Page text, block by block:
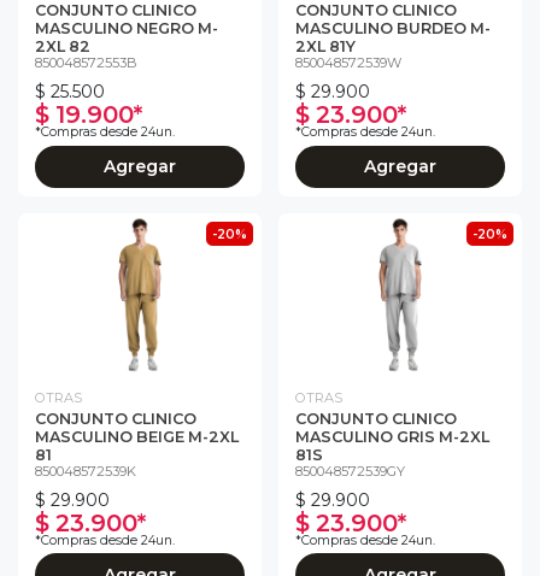
CONJUNTO CLINICO
MASCULINO NEGRO M-
2XL 82
850048572553B
$ 25.500
$ 19.900*
*Compras desde 24un.
Agregar
CONJUNTO CLINICO
MASCULINO BURDEO M-
2XL 81Y
850048572539W
$ 29.900
$ 23.900*
*Compras desde 24un.
Agregar
-20%
OTRAS
CONJUNTO CLINICO
MASCULINO BEIGE M-2XL
81
850048572539K
$ 29.900
$ 23.900*
*Compras desde 24un.
-20%
OTRAS
CONJUNTO CLINICO
MASCULINO GRIS M-2XL
81S
850048572539GY
$ 29.900
$ 23.900*
*Compras desde 24un.